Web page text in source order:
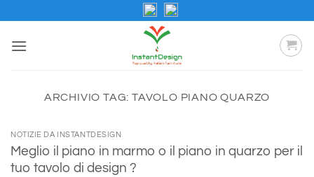
ai
contenuti
ARCHIVIO TAG: TAVOLO PIANO QUARZO
NOTIZIE DA INSTANTDESIGN
Meglio il piano in marmo o il piano in quarzo per il
tuo tavolo di design ?